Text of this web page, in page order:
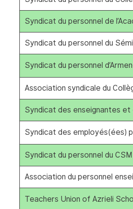
Syndicat du personnel de
Syndicat du personnel du
Syndicat du personnel
Association syndicale du
Syndicat des enseignantes et
Syndicat des employés(ées)
Syndicat du personnel du
Association du personnel
Teachers Union of Azrieli